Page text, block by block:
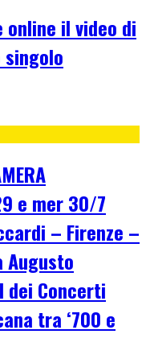
online il video di
singolo
e mer 30/7
– Firenze –
dei Concerti
tra ‘700 e